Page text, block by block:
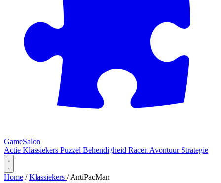
GameSalon
Actie Klassiekers Puzzel Behendigheid Racen Avontuur Strategie
Home / Klassiekers / AntiPacMan